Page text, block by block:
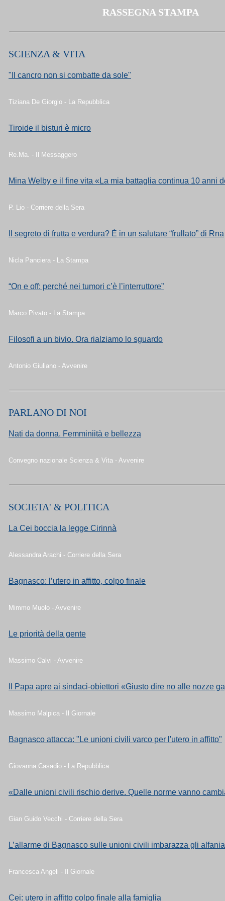
RASSEGNA STAMPA
SCIENZA & VITA
"Il cancro non si combatte da sole"
Tiziana De Giorgio - La Repubblica
Tiroide il bisturi è micro
Re.Ma. - Il Messaggero
Mina Welby e il fine vita «La mia battaglia continua 10 anni
P. Lio - Corriere della Sera
Il segreto di frutta e verdura? È in un salutare “frullato” di Rna
Nicla Panciera - La Stampa
“On e off: perché nei tumori c’è l’interruttore”
Marco Pivato - La Stampa
Filosofi a un bivio. Ora rialziamo lo sguardo
Antonio Giuliano - Avvenire
PARLANO DI NOI
Nati da donna. Femminiità e bellezza
Convegno nazionale Scienza & Vita - Avvenire
SOCIETA' & POLITICA
La Cei boccia la legge Cirinnà
Alessandra Arachi - Corriere della Sera
Bagnasco: l’utero in affitto, colpo finale
Mimmo Muolo - Avvenire
Le priorità della gente
Massimo Calvi - Avvenire
Il Papa apre ai sindaci-obiettori «Giusto dire no alle nozze
Massimo Malpica - Il Giornale
Bagnasco attacca: "Le unioni civili varco per l'utero in affitto"
Giovanna Casadio - La Repubblica
«Dalle unioni civili rischio derive. Quelle norme vanno
Gian Guido Vecchi - Corriere della Sera
L’allarme di Bagnasco sulle unioni civili imbarazza gli
Francesca Angeli - Il Giornale
Cei: utero in affitto colpo finale alla famiglia